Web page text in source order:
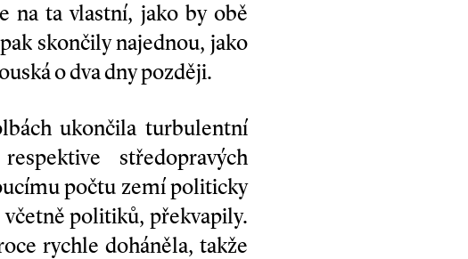
na ta vlastní, jako by obě
skončily najednou, jako
o dva dny později.
ukončila turbulentní
středopravých
počtu zemí politicky
politiků, překvapily.
rychle doháněla, takže